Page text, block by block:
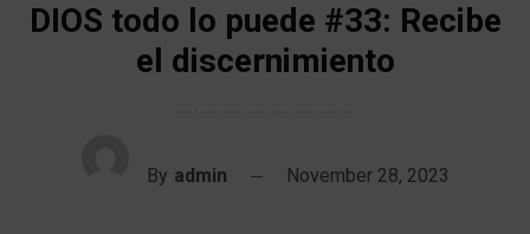
DIOS todo lo puede #33: Recibe
el discernimiento
By admin November 28, 2023